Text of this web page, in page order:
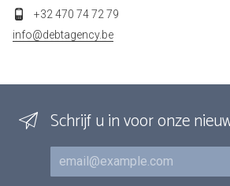
+32 470 74 72 79
info@debtagency.be
Schrijf u in voor onze
E-mail